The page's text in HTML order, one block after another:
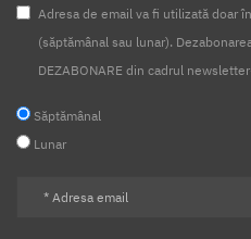
Adresa de email va fi utilizată doar
(săptămânal sau lunar).
DEZABONARE din cadrul
Săptămânal
Lunar